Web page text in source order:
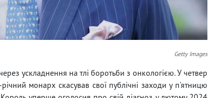
Getty Images
ускладнення на тлі боротьби з онкологією. У четвер
монарх скасував свої публічні заходи у п'ятницю